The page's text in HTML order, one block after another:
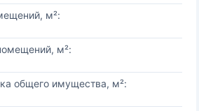
м²:
м²:
общего имущества, м²: